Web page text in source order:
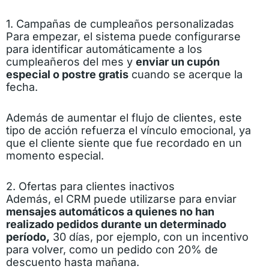
1. Campañas de cumpleaños personalizadas
Para empezar, el sistema puede configurarse
para identificar automáticamente a los
cumpleañeros del mes y enviar un cupón
especial o postre gratis cuando se acerque la
fecha.
Además de aumentar el flujo de clientes, este
tipo de acción refuerza el vínculo emocional, ya
que el cliente siente que fue recordado en un
momento especial.
2. Ofertas para clientes inactivos
Además, el CRM puede utilizarse para enviar
mensajes automáticos a quienes no han
realizado pedidos durante un determinado
período, 30 días, por ejemplo, con un incentivo
para volver, como un pedido con 20% de
descuento hasta mañana.